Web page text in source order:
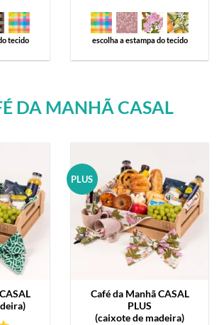
tecido escolha a estampa do tecido
DA MANHÃ CASAL
CASAL
PLUS
Café da ManhãCASAL
PLUS
(caixote de madeira)